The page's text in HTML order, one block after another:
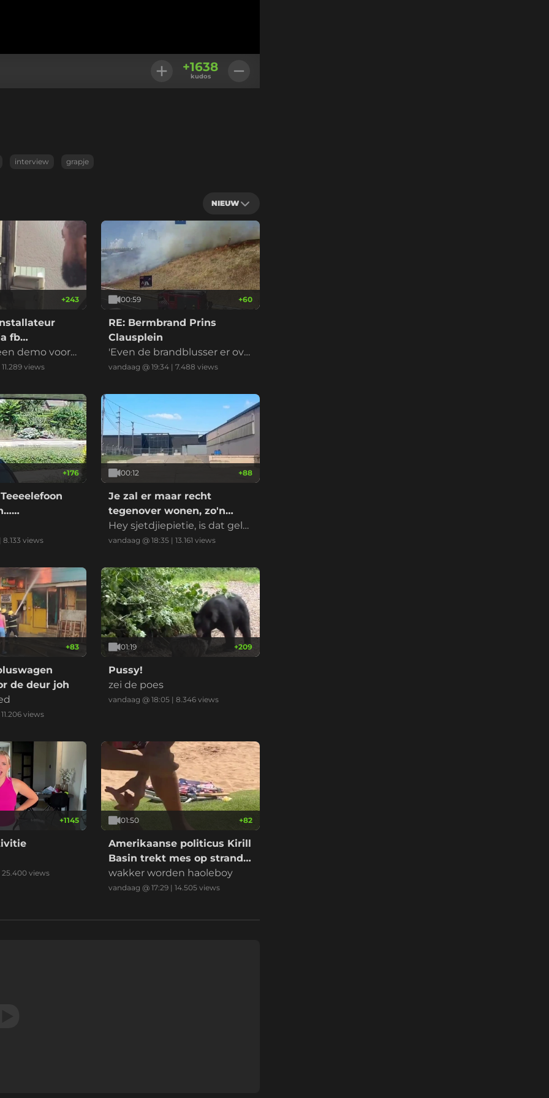
+1638
kudos
interview grapje
NIEUW
+243
fb
demo voord
11.289views
00:59 +60
RE: Bermbrand Prins
Clausplein
'Even de brandblusser er ove
r en het is geblust' riep iema
vandaag @ 19:34 |7.488 views
+176
8.133 views
00:12 +88
Je zal er maar recht
tegenover wonen, zo'n
datacenter
Hey sjetdjiepietie, is dat gelui
d normaal?
vandaag @ 18:35 |13.161 views
+83
de deur joh
11.206views
01:19 +209
Pussy!
zei de poes
vandaag @ 18:05 |8.346 views
+1145
25.400views
01:50 +82
Amerikaanse politicus Kirill
Basin trekt mes op strand
Hawaii
wakker worden haoleboy
vandaag @ 17:29 |14.505 views